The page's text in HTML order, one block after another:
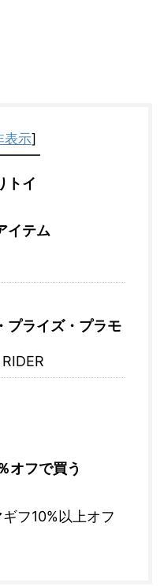
表示]
トイ
イテム
プライズ・プラモ
オフで買う
フ10%以上オフ